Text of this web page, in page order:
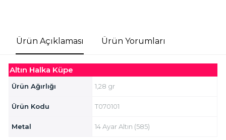
Ürün Açıklaması Ürün Yorumları
Altın Halka Küpe
Ürün Ağırlığı 1,28 gr
Ürün Kodu T070101
Metal 14 Ayar Altın (585)